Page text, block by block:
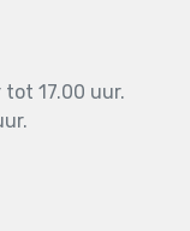
17.00 uur.